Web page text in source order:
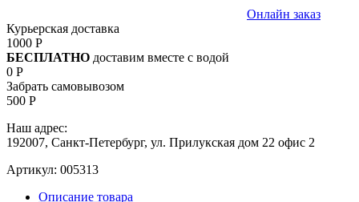
Онлайн заказ
Курьерская доставка
1000 Р
БЕСПЛАТНО доставим вместе с водой
0 Р
Забрать самовывозом
500 Р
Наш адрес:
192007, Санкт-Петербург, ул. Прилукская дом 22 офис 2
Артикул: 005313
Описание товара